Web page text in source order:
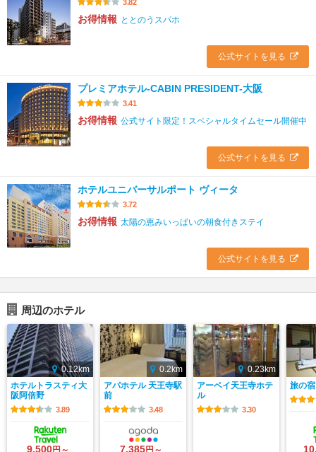
3.82
お得情報 ととのうスパホ
公式サイトを見る
プレミアホテル-CABIN PRESIDENT-大阪
3.41
お得情報 公式サイト限定！スペシャルタイムセール開催中
公式サイトを見る
ホテルユニバーサルポート ヴィータ
3.72
お得情報 太陽の恵みいっぱいの朝食付きステイ
公式サイトを見る
周辺のホテル
0.12km
ホテルトラスティ大
阪阿倍野
3.89
9,500円～
0.2km
アパホテル 天王寺駅
前
3.48
7,385円～
0.23km
アーベイ天王寺ホテ
ル
3.30
旅の